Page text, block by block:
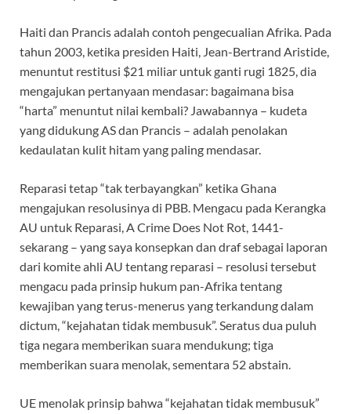
Haiti dan Prancis adalah contoh pengecualian Afrika. Pada
tahun 2003, ketika presiden Haiti, Jean-Bertrand Aristide,
menuntut restitusi $21 miliar untuk ganti rugi 1825, dia
mengajukan pertanyaan mendasar: bagaimana bisa
“harta” menuntut nilai kembali? Jawabannya – kudeta
yang didukung AS dan Prancis – adalah penolakan
kedaulatan kulit hitam yang paling mendasar.
Reparasi tetap “tak terbayangkan” ketika Ghana
mengajukan resolusinya di PBB. Mengacu pada Kerangka
AU untuk Reparasi, A Crime Does Not Rot, 1441-
sekarang – yang saya konsepkan dan draf sebagai laporan
dari komite ahli AU tentang reparasi – resolusi tersebut
mengacu pada prinsip hukum pan-Afrika tentang
kewajiban yang terus-menerus yang terkandung dalam
dictum, “kejahatan tidak membusuk”. Seratus dua puluh
tiga negara memberikan suara mendukung; tiga
memberikan suara menolak, sementara 52 abstain.
UE menolak prinsip bahwa “kejahatan tidak membusuk”